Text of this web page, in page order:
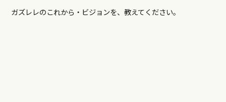
ガズレレのこれから・ビジョンを、教えてください。